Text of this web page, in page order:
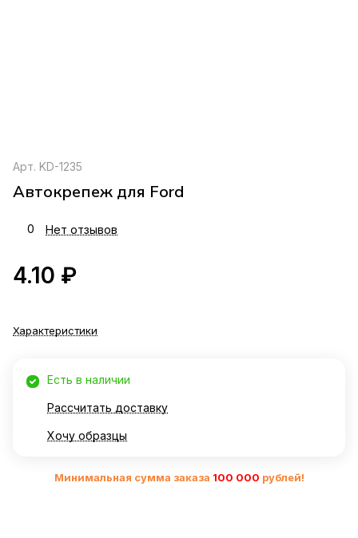
Арт. KD-1235
Автокрепеж для Ford
0 Нет отзывов
4.10 ₽
Характеристики
Есть в наличии
Рассчитать доставку
Хочу образцы
Минимальная сумма заказа 100 000 рублей!